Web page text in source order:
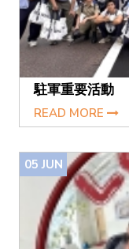
駐軍重要活動
READ MORE
05 JUN